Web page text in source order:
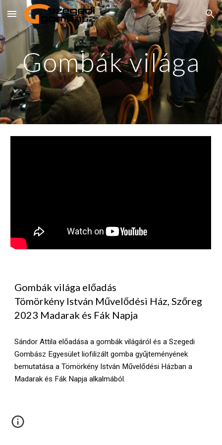
Skip to main content Skip to navigation
Gombák világa
Gombák világa előadás
Tömörkény István Művelődési Ház, Szőreg
2023 Madarak és Fák Napja
Sándor Attila előadása a gombák világáról és a Szegedi
Gombász Egyesület liofilizált gomba gyűjteményének
bemutatása a Tömörkény István Művelődési Házban a
Madarak és Fák Napja alkalmából.